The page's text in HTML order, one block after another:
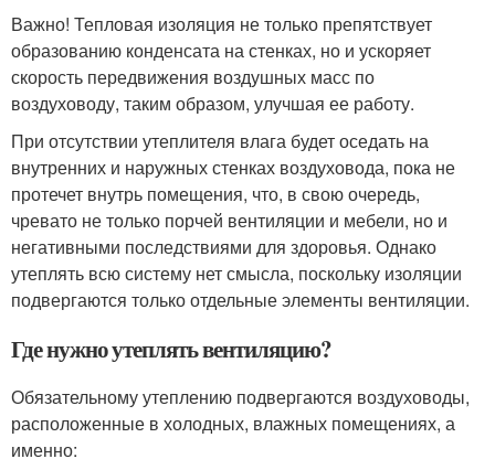
Важно! Тепловая изоляция не только препятствует
образованию конденсата на стенках, но и ускоряет
скорость передвижения воздушных масс по
воздуховоду, таким образом, улучшая ее работу.
При отсутствии утеплителя влага будет оседать на
внутренних и наружных стенках воздуховода, пока не
протечет внутрь помещения, что, в свою очередь,
чревато не только порчей вентиляции и мебели, но и
негативными последствиями для здоровья. Однако
утеплять всю систему нет смысла, поскольку изоляции
подвергаются только отдельные элементы вентиляции.
Где нужно утеплять вентиляцию?
Обязательному утеплению подвергаются воздуховоды,
расположенные в холодных, влажных помещениях, а
именно: